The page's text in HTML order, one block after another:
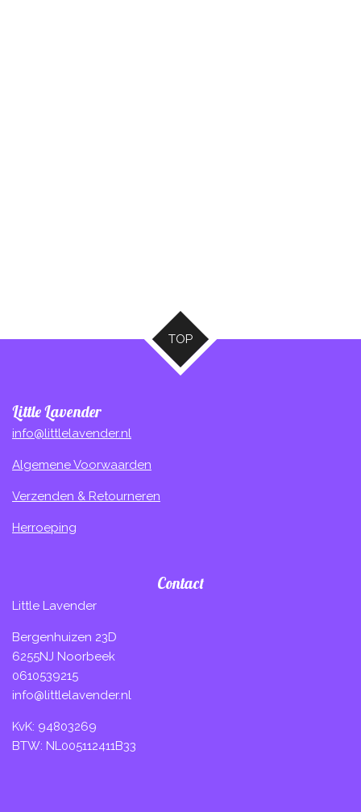
TOP
Little Lavender
info@littlelavender.nl
Algemene Voorwaarden
Verzenden & Retourneren
Herroeping
Contact
Little Lavender
Bergenhuizen 23D
6255NJ Noorbeek
0610539215
info@littlelavender.nl
KvK: 94803269
BTW: NL005112411B33